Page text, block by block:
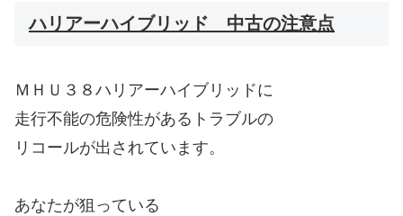
ハリアーハイブリッド 中古の注意点
ＭＨＵ３８ハリアーハイブリッドに
走行不能の危険性があるトラブルの
リコールが出されています。
あなたが狙っている